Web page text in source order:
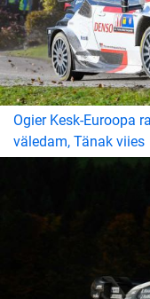
Ogier Kesk-Euroopa
väledam, Tänak viies